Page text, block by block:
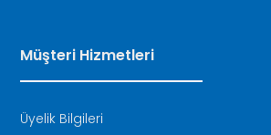
Müşteri Hizmetleri
Üyelik Bilgileri